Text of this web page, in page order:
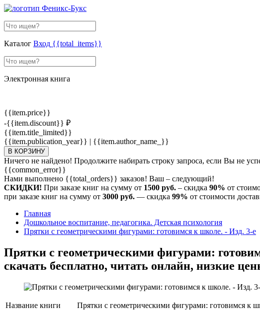
Каталог Вход {{total_items}}
Электронная книга
{{item.price}}
-{{item.discount}} ₽
{{item.title_limited}}
{{item.publication_year}} | {{item.author_name_}}
В КОРЗИНУ
Ничего не найдено! Продолжите набирать строку запроса, если Вы не
{{common_error}}
Нами выполнено {{total_orders}} заказов! Ваш – следующий!
СКИДКИ! При заказе книг на сумму от 1500 руб. – скидка 90% от
при заказе книг на сумму от 3000 руб. — скидка 99% от стоимости
Главная
Дошкольное воспитание, педагогика. Детская психология
Прятки с геометрическими фигурами: готовимся к школе. - Изд. 3-е
Прятки с геометрическими фигурами:
скачать бесплатно, читать онлайн, низкие
Название книги
Прятки с геометрическими фигурами: готовимся к